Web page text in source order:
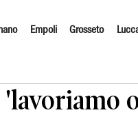
Empoli Grosseto